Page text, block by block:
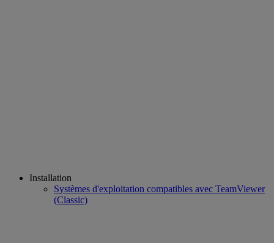
Installation
Systèmes d'exploitation compatibles avec TeamViewer
(Classic)